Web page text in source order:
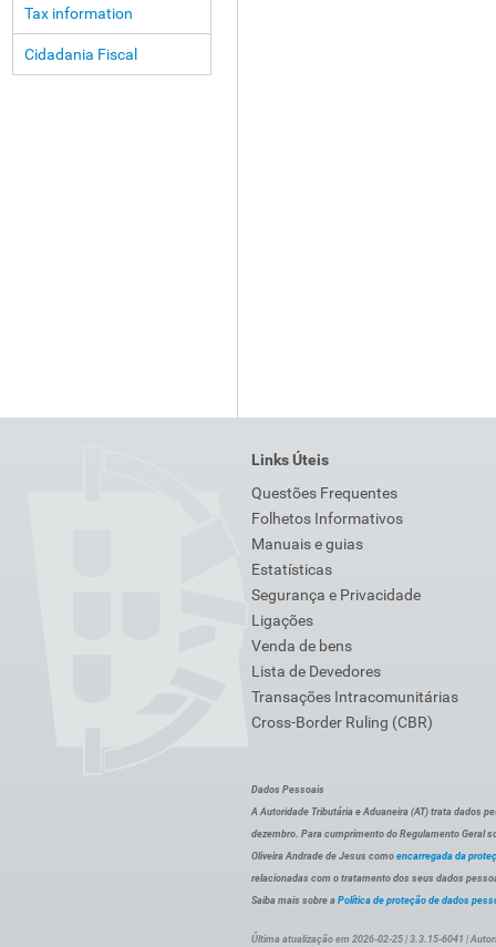
Tax information
Cidadania Fiscal
Links Úteis
Questões Frequentes
Folhetos Informativos
Manuais e guias
Estatísticas
Segurança e Privacidade
Ligações
Venda de bens
Lista de Devedores
Transações Intracomunitárias
Cross-Border Ruling (CBR)
Dados Pessoais
A Autoridade Tributária e Aduaneira (AT) trata dados
dezembro. Para cumprimento do Regulamento Geral
Oliveira Andrade de Jesus como encarregada da
relacionadas com o tratamento dos seus dados
Saiba mais sobre a Política de proteção de dados
Última atualização em 2026-02-25 | 3.3.15-6041 |